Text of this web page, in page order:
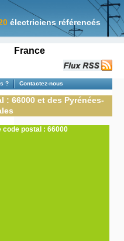
France
électriciens référencés
? Contactez-nous
66000 et des Pyrénées-
code postal : 66000